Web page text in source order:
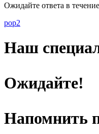
Ожидайте ответа в
pop2
Наш
Ожидайте!
Напомнить